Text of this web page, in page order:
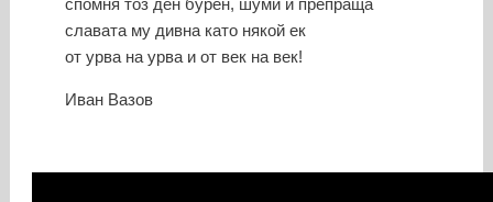
славата му дивна като някой ек
от урва на урва и от век на век!
Иван Вазов